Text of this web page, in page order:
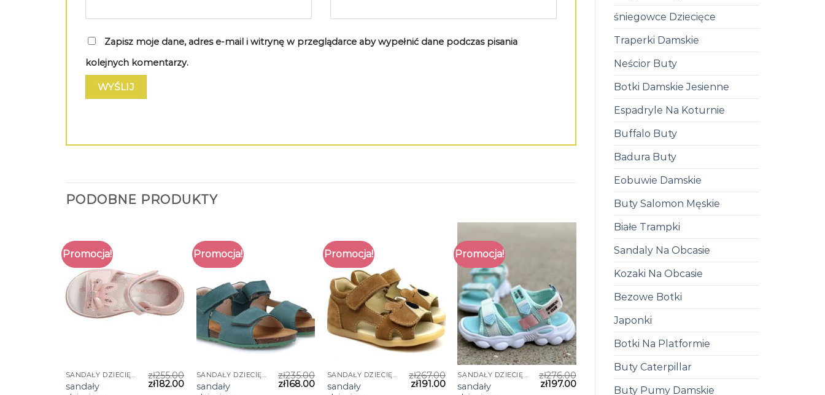
śniegowce Dziecięce
Traperki Damskie
Neścior Buty
Botki Damskie Jesienne
Espadryle Na Koturnie
Buffalo Buty
Badura Buty
Eobuwie Damskie
Buty Salomon Męskie
Białe Trampki
Sandaly Na Obcasie
Kozaki Na Obcasie
Bezowe Botki
Japonki
Botki Na Platformie
Buty Caterpillar
Buty Pumy Damskie
Zapisz moje dane, adres e-mail i witrynę w przeglądarce aby wypełnić dane podczas pisania
kolejnych komentarzy.
PODOBNE PRODUKTY
Promocja!
SANDAŁY DZIECIĘCE
sandały
zł255.00
zł182.00
Promocja!
SANDAŁY DZIECIĘCE
sandały
zł235.00
zł168.00
Promocja!
SANDAŁY DZIECIĘCE
sandały
zł267.00
zł191.00
Promocja!
SANDAŁY DZIECIĘCE
sandały
zł276.00
zł197.00